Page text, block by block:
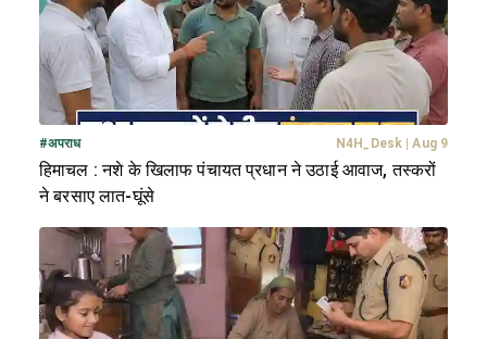
#अपराध N4H_Desk Aug 9
हिमाचल : नशे के खिलाफ पंचायत प्रधान ने उठाई आवाज, तस्करों
ने बरसाए लात-घूंसे